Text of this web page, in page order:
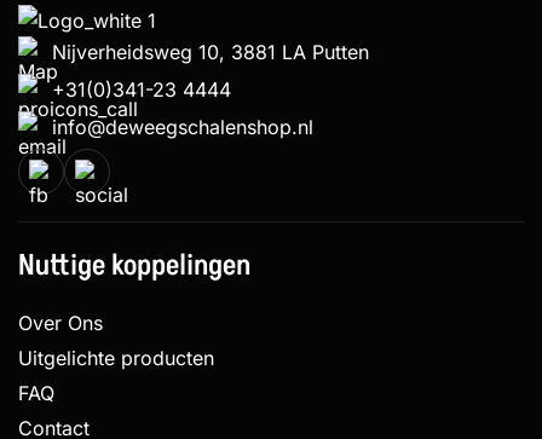
Nijverheidsweg 10, 3881 LA Putten
+31(0)341-23 4444
info@deweegschalenshop.nl
Nuttige koppelingen
Over Ons
Uitgelichte producten
FAQ
Contact